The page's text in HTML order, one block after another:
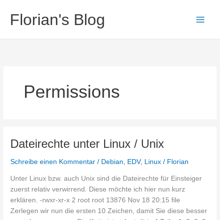
Inhalt
springen
Florian's Blog
Permissions
Dateirechte unter Linux / Unix
Schreibe einen Kommentar / Debian EDV, Linux / Florian
Unter Linux bzw. auch Unix sind die Dateirechte für Einsteiger
zuerst relativ verwirrend. Diese möchte ich hier nun kurz
erklären. -rwxr-xr-x 2 root root 13876 Nov 18 20:15 file
Zerlegen wir nun die ersten 10 Zeichen, damit Sie diese besser